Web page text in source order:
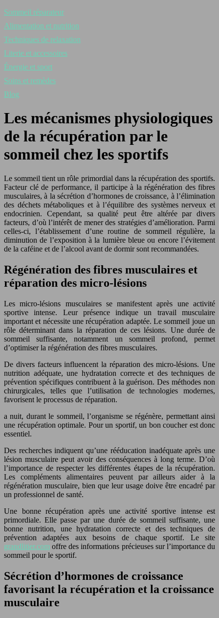
Sommeil réparateur
Alimentation et nutrition
Techniques de relaxation
Literie et accessoires
Énergie et sport
Soins et remèdes
Blog
Les mécanismes physiologiques
de la récupération par le
sommeil chez les sportifs
Le sommeil tient un rôle primordial dans la récupération des sportifs.
Facteur clé de performance, il participe à la régénération des fibres
musculaires, à la sécrétion d’hormones de croissance, à l’élimination
des déchets métaboliques et à l’équilibre des systèmes nerveux et
endocrinien. Cependant, sa qualité peut être altérée par divers
facteurs, d’où l’intérêt de mener des stratégies d’amélioration. Parmi
celles-ci, l’établissement d’une routine de sommeil régulière, la
diminution de l’exposition à la lumière bleue ou encore l’évitement
de la caféine et de l’alcool avant de dormir sont recommandées.
Régénération des fibres musculaires et
réparation des micro-lésions
Les micro-lésions musculaires se manifestent après une activité
sportive intense. Leur présence indique un travail musculaire
important et nécessite une récupération adaptée. Le sommeil joue un
rôle déterminant dans la réparation de ces lésions. Une durée de
sommeil suffisante, notamment un sommeil profond, permet
d’optimiser la régénération des fibres musculaires.
De divers facteurs influencent la réparation des micro-lésions. Une
nutrition adéquate, une hydratation correcte et des techniques de
prévention spécifiques contribuent à la guérison. Des méthodes non
chirurgicales, telles que l’utilisation de technologies modernes,
favorisent le processus de réparation.
a nuit, durant le sommeil, l’organisme se régénère, permettant ainsi
une récupération optimale. Pour un sportif, un bon coucher est donc
essentiel.
Des recherches indiquent qu’une rééducation inadéquate après une
lésion musculaire peut avoir des conséquences à long terme. D’où
l’importance de respecter les différentes étapes de la récupération.
Les compléments alimentaires peuvent par ailleurs aider à la
régénération musculaire, bien que leur usage doive être encadré par
un professionnel de santé.
Une bonne récupération après une activité sportive intense est
primordiale. Elle passe par une durée de sommeil suffisante, une
bonne nutrition, une hydratation correcte et des techniques de
prévention adaptées aux besoins de chaque sportif. Le site
grandlitier.com offre des informations précieuses sur l’importance du
sommeil pour le sportif.
Sécrétion d’hormones de croissance
favorisant la récupération et la croissance
musculaire